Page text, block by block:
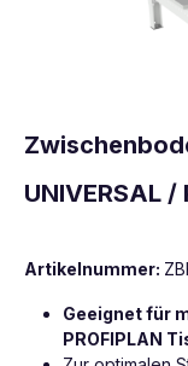
UNIVERSAL /
Artikelnummer:
Geeignet für
PROFIPLAN